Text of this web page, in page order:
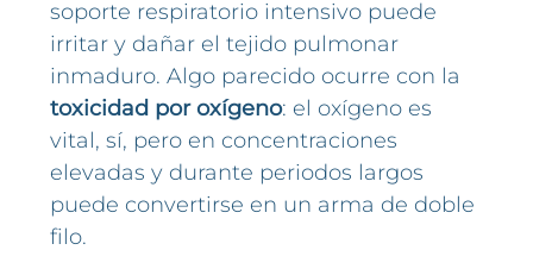
soporte respiratorio intensivo puede
irritar y dañar el tejido pulmonar
inmaduro. Algo parecido ocurre con la
toxicidad por oxígeno: el oxígeno es
vital, sí, pero en concentraciones
elevadas y durante periodos largos
puede convertirse en un arma de doble
filo.